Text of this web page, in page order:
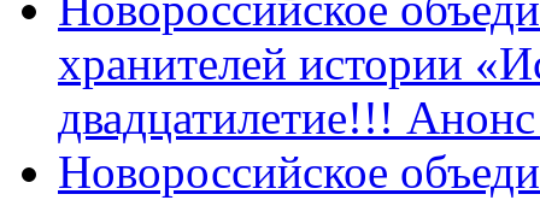
хранителей истории
двадцатилетие!!!
Новороссийское